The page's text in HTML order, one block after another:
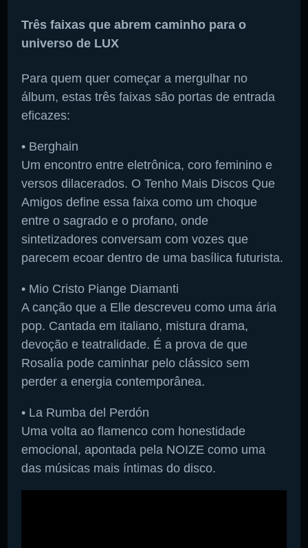
Três faixas que abrem caminho para o
universo de LUX
Para quem quer começar a mergulhar no
álbum, estas três faixas são portas de entrada
eficazes:
• Berghain
Um encontro entre eletrônica, coro feminino e
versos dilacerados. O Tenho Mais Discos Que
Amigos define essa faixa como um choque
entre o sagrado e o profano, onde
sintetizadores conversam com vozes que
parecem ecoar dentro de uma basílica futurista.
• Mio Cristo Piange Diamanti
A canção que a Elle descreveu como uma ária
pop. Cantada em italiano, mistura drama,
devoção e teatralidade. É a prova de que
Rosalía pode caminhar pelo clássico sem
perder a energia contemporânea.
• La Rumba del Perdón
Uma volta ao flamenco com honestidade
emocional, apontada pela NOIZE como uma
das músicas mais íntimas do disco.